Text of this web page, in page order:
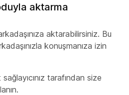
aktarma
aktarabilirsiniz. Bu
konuşmanıza izin
tarafından size